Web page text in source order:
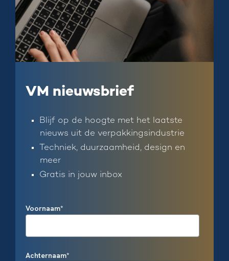
VM nieuwsbrief
Blijf op de hoogte met het laatste
nieuws uit de verpakkingsindustrie
Techniek, duurzaamheid, design en
meer
Gratis in jouw inbox
Voornaam*
Achternaam*